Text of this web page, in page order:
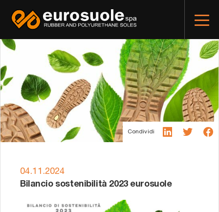
Condividi
04.11.2024
Bilancio sostenibilità 2023 eurosuole